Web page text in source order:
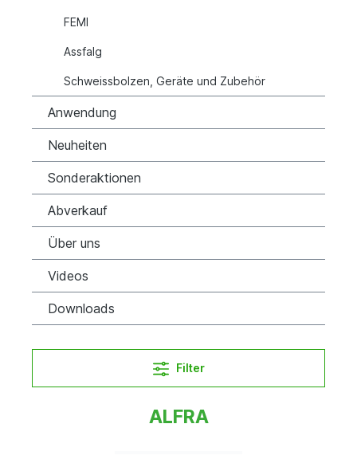
FEMI
Assfalg
Schweissbolzen, Geräte und Zubehör
Anwendung
Neuheiten
Sonderaktionen
Abverkauf
Über uns
Videos
Downloads
Filter
ALFRA